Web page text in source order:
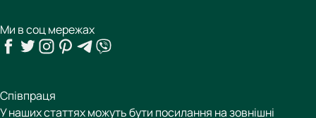
Ми в соц мережах
Співпраця
У наших статтях можуть бути посилання на зовнішні